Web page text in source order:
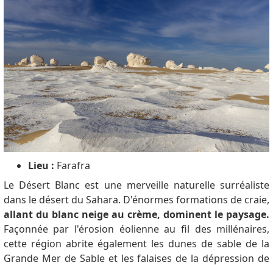
Lieu : Farafra
Le Désert Blanc est une merveille naturelle surréaliste
dans le désert du Sahara. D'énormes formations de craie,
allant du blanc neige au crème, dominent le paysage.
Façonnée par l'érosion éolienne au fil des millénaires,
cette région abrite également les dunes de sable de la
Grande Mer de Sable et les falaises de la dépression de